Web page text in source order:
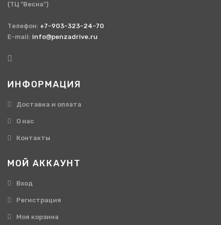
(ТЦ "Весна")
Телефон: +7-903-323-24-70
E-mail: info@penzadrive.ru
ИНФОРМАЦИЯ
Доставка и оплата
О нас
Контакты
МОЙ АККАУНТ
Вход
Регистрация
Моя корзина